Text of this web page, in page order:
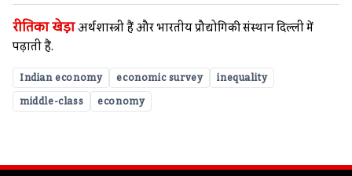
रीतिका खेड़ाअर्थशास्त्री हैं और भारतीय प्रौद्योगिकी संस्थान दिल्ली में
पढ़ाती हैं.
Indian economy economic survey
inequality
middle-class
economy